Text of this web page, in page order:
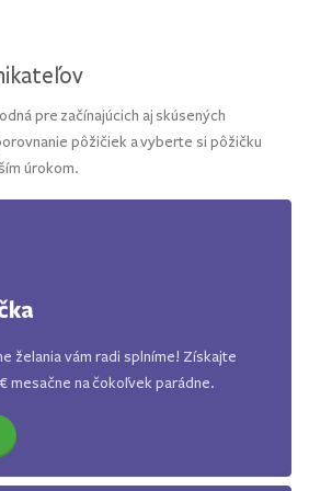
pre začínajúcich aj skúsených
pôžičiek a vyberte si pôžičku
úrokom.
želania vám radi splníme! Získajte
mesačne na čokoľvek parádne.